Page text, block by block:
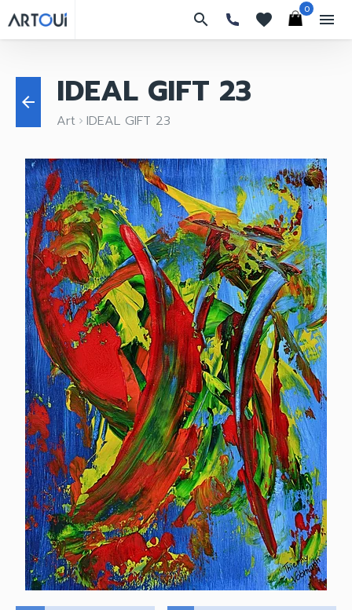
search favorites
0
menu
arrow_back IDEAL GIFT 23
Art keyboard_arrow_right IDEAL GIFT 23